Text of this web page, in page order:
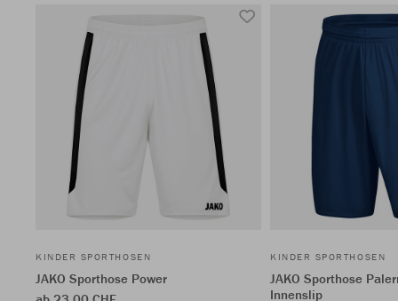
KINDER SPORTHOSEN
JAKO Sporthose Power
KINDER SPORTHOSEN
JAKO Sporthose
Innenslip